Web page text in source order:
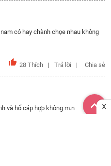
có hay chành chọe nhau không
28 Thích Trả lời Chia sẻ
và hổ cáp hợp không m.n X